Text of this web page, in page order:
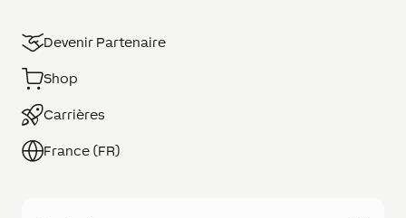
Devenir Partenaire
Shop
Carrières
France (FR)